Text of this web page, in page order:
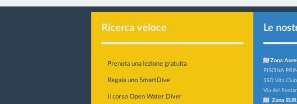
Ricerca veloce
Prenota una lezione gratuita
Regala uno SmartDive
Il corso Open Water Diver
Le
Zona
PISCINA
SSD Vita Club
Via del
Zona EUR